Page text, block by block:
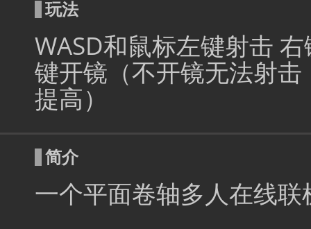
玩法
WASD和鼠标左键射击
键开镜（不开镜无法射
提高）
简介
一个平面卷轴多人在线